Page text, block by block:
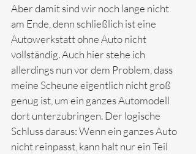
Aber damit sind wir noch lange nicht
am Ende, denn schließlich ist eine
Autowerkstatt ohne Auto nicht
vollständig. Auch hier stehe ich
allerdings nun vor dem Problem, dass
meine Scheune eigentlich nicht groß
genug ist, um ein ganzes Automodell
dort unterzubringen. Der logische
Schluss daraus: Wenn ein ganzes Auto
nicht reinpasst, kann halt nur ein Teil